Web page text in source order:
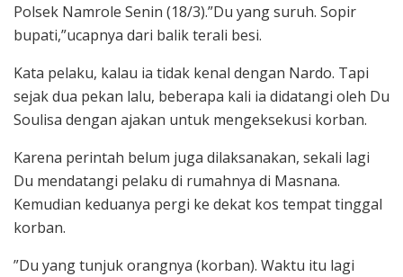
Polsek Namrole Senin (18/3).”Du yang suruh. Sopir
bupati,”ucapnya dari balik terali besi.
Kata pelaku, kalau ia tidak kenal dengan Nardo. Tapi
sejak dua pekan lalu, beberapa kali ia didatangi oleh Du
Soulisa dengan ajakan untuk mengeksekusi korban.
Karena perintah belum juga dilaksanakan, sekali lagi
Du mendatangi pelaku di rumahnya di Masnana.
Kemudian keduanya pergi ke dekat kos tempat tinggal
korban.
”Du yang tunjuk orangnya (korban). Waktu itu lagi